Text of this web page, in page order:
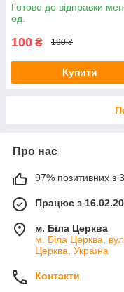
Готово до відправки
од.
100 ₴ 190 ₴
Купити
Про нас
97% позитивних з
Працює з
м. Біла Церква
м. Біла Церква,
Церква, Україна
Контакти